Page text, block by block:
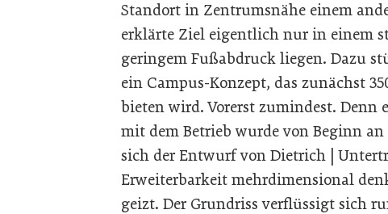
Standort in Zentrumsnähe einem
erklärte Ziel eigentlich nur in einem
geringem Fußabdruck liegen. Dazu
ein Campus-Konzept, das zunächst
bieten wird. Vorerst zumindest.
mit dem Betrieb wurde von Beginn
sich der Entwurf von ­Dietrich |
Erweiterbarkeit mehrdimensional
geizt. Der Grundriss verflüssigt sich